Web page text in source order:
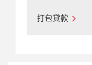
打包貸款